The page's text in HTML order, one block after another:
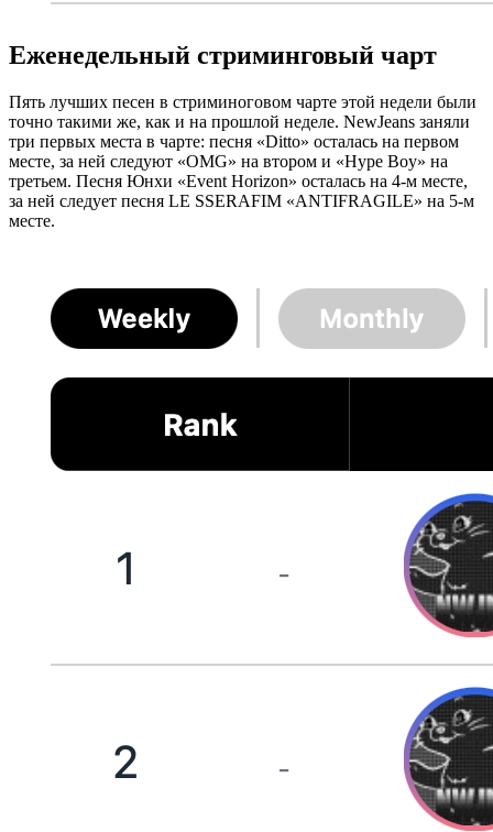
Еженедельный стриминговый чарт
Пять лучших песен в стриминоговом чарте этой недели были
точно такими же, как и на прошлой неделе. NewJeans заняли
три первых места в чарте: песня «Ditto» осталась на первом
месте, за ней следуют «OMG» на втором и «Hype Boy» на
третьем. Песня Юнхи «Event Horizon» осталась на 4-м месте,
за ней следует песня LE SSERAFIM «ANTIFRAGILE» на 5-м
месте.